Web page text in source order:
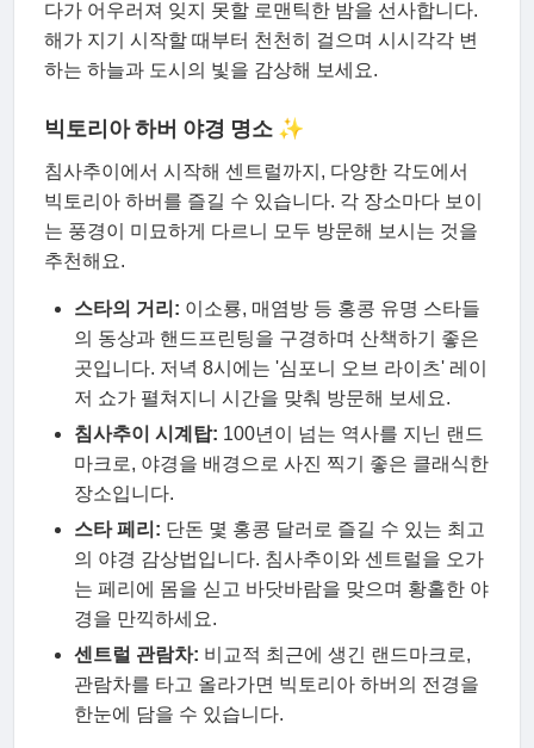
다가 어우러져 잊지 못할 로맨틱한 밤을 선사합니다.
해가 지기 시작할 때부터 천천히 걸으며 시시각각 변
하는 하늘과 도시의 빛을 감상해 보세요.
빅토리아 하버 야경 명소 ✨
침사추이에서 시작해 센트럴까지, 다양한 각도에서
빅토리아 하버를 즐길 수 있습니다. 각 장소마다 보이
는 풍경이 미묘하게 다르니 모두 방문해 보시는 것을
추천해요.
스타의 거리: 이소룡, 매염방 등 홍콩 유명 스타들
의 동상과 핸드프린팅을 구경하며 산책하기 좋은
곳입니다. 저녁 8시에는 '심포니 오브 라이츠' 레이
저 쇼가 펼쳐지니 시간을 맞춰 방문해 보세요.
침사추이 시계탑: 100년이 넘는 역사를 지닌 랜드
마크로, 야경을 배경으로 사진 찍기 좋은 클래식한
장소입니다.
스타 페리: 단돈 몇 홍콩 달러로 즐길 수 있는 최고
의 야경 감상법입니다. 침사추이와 센트럴을 오가
는 페리에 몸을 싣고 바닷바람을 맞으며 황홀한 야
경을 만끽하세요.
센트럴 관람차: 비교적 최근에 생긴 랜드마크로,
관람차를 타고 올라가면 빅토리아 하버의 전경을
한눈에 담을 수 있습니다.